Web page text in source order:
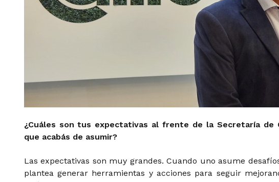
¿Cuáles son tus expectativas al frente de la Secretaría de
que acabás de asumir?
Las expectativas son muy grandes. Cuando uno asume
plantea generar herramientas y acciones para seguir